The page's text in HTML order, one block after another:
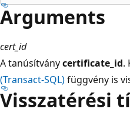
Arguments
cert_id
A tanúsítványcertificate_id.
(Transact-SQL)függvény is
Visszatérési